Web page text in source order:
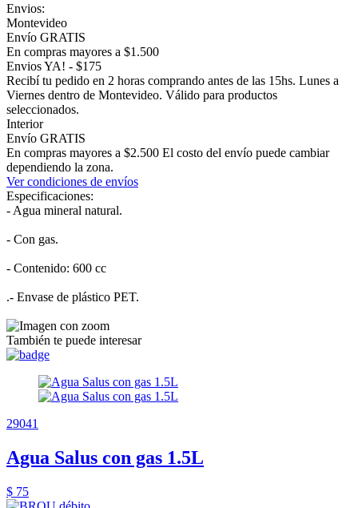
Envios:
Montevideo
Envío GRATIS
En compras mayores a $1.500
Envios YA! - $175
Recibí tu pedido en 2 horas comprando antes de las 15hs. Lunes a
Viernes dentro de Montevideo. Válido para productos
seleccionados.
Interior
Envío GRATIS
En compras mayores a $2.500 El costo del envío puede cambiar
dependiendo la zona.
Ver condiciones de envíos
Especificaciones:
- Agua mineral natural.
- Con gas.
- Contenido: 600 cc
.- Envase de plástico PET.
También te puede interesar
29041
Agua Salus con gas 1.5L
$ 75